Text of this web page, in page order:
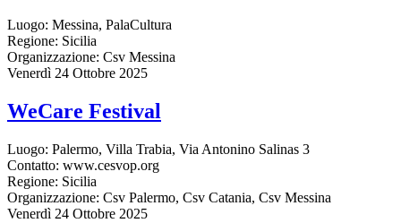
Luogo: Messina, PalaCultura
Regione: Sicilia
Organizzazione: Csv Messina
Venerdì 24 Ottobre 2025
WeCare Festival
Luogo: Palermo, Villa Trabia, Via Antonino Salinas 3
Contatto: www.cesvop.org
Regione: Sicilia
Organizzazione: Csv Palermo, Csv Catania, Csv Messina
Venerdì 24 Ottobre 2025